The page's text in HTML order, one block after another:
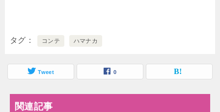
タグ コンテ ハマナカ
Tweet 0
関連記事